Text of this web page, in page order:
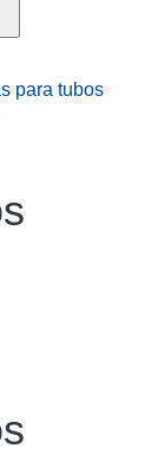
para tubos